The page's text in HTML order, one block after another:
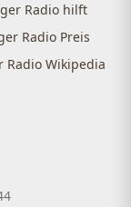
Radio hilft
Radio Preis
Radio Wikipedia